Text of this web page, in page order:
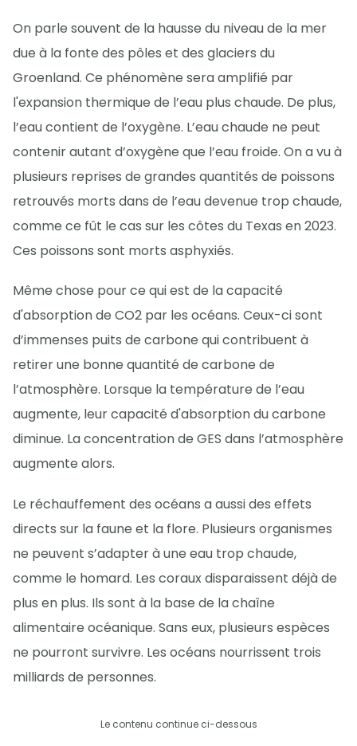
On parle souvent de la hausse du niveau de la mer
due à la fonte des pôles et des glaciers du
Groenland. Ce phénomène sera amplifié par
l'expansion thermique de l’eau plus chaude. De plus,
l’eau contient de l’oxygène. L’eau chaude ne peut
contenir autant d’oxygène que l’eau froide. On a vu à
plusieurs reprises de grandes quantités de poissons
retrouvés morts dans de l’eau devenue trop chaude,
comme ce fût le cas sur les côtes du Texas en 2023.
Ces poissons sont morts asphyxiés.
Même chose pour ce qui est de la capacité
d'absorption de CO2 par les océans. Ceux-ci sont
d’immenses puits de carbone qui contribuent à
retirer une bonne quantité de carbone de
l’atmosphère. Lorsque la température de l’eau
augmente, leur capacité d'absorption du carbone
diminue. La concentration de GES dans l’atmosphère
augmente alors.
Le réchauffement des océans a aussi des effets
directs sur la faune et la flore. Plusieurs organismes
ne peuvent s’adapter à une eau trop chaude,
comme le homard. Les coraux disparaissent déjà de
plus en plus. Ils sont à la base de la chaîne
alimentaire océanique. Sans eux, plusieurs espèces
ne pourront survivre. Les océans nourrissent trois
milliards de personnes.
Le contenu continue ci-dessous